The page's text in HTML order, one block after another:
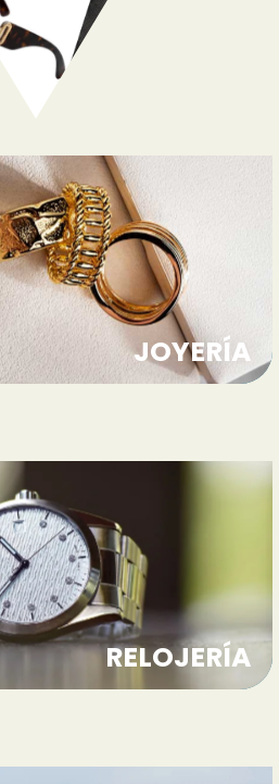
JOYERÍA
RELOJERÍA